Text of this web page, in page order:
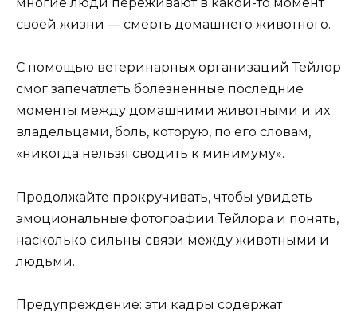
своей жизни — смерть домашнего животного.
С помощью ветеринарных организаций Тейлор
смог запечатлеть болезненные последние
моменты между домашними животными и их
владельцами, боль, которую, по его словам,
«никогда нельзя сводить к минимуму».
Продолжайте прокручивать, чтобы увидеть
эмоциональные фотографии Тейлора и понять,
насколько сильны связи между животными и
людьми.
Предупреждение: эти кадры содержат